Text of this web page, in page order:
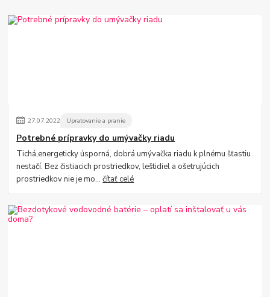
27.07.2022 Upratovanie a pranie
Potrebné prípravky do umývačky riadu
Tichá,energeticky úsporná, dobrá umývačka riadu k plnému šťastiu
nestačí. Bez čistiacich prostriedkov, leštidiel a ošetrujúcich
prostriedkov nie je mo...čítať celé